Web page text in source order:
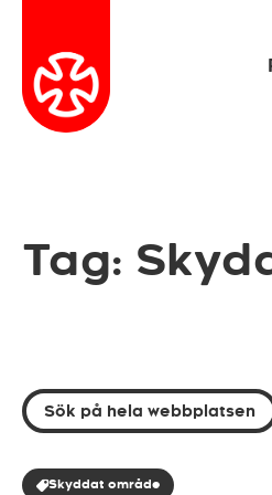
Tag:
Sök på hela webbplatsen
Skyddat område